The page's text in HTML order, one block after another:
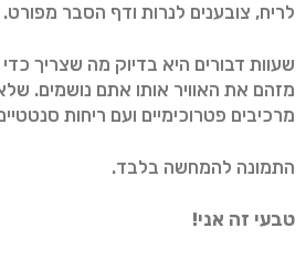
לריח, צובענים לנרות ודף הסבר מפורט.
שעוות דבורים היא בדיוק מה שצריך כדי
מזהם את האוויר אותו אתם נושמים.
מרכיבים פטרוכימיים ועם ריחות
התמונה להמחשה בלבד.
טבעי זה אני!